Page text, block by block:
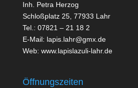
Inh. Petra Herzog
Schloßplatz 25, 77933 Lahr
Tel.: 07821 – 21 18 2
E-Mail: lapis.lahr@gmx.de
Web: www.lapislazuli-lahr.de
Öffnungszeiten